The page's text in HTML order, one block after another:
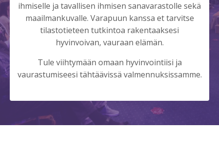
ihmiselle ja tavallisen ihmisen sanavarastolle sekä
maailmankuvalle. Varapuun kanssa et tarvitse
tilastotieteen tutkintoa rakentaaksesi
hyvinvoivan, vauraan elämän.
Tule viihtymään omaan hyvinvointiisi ja
vaurastumiseesi tähtäävissä valmennuksissamme.